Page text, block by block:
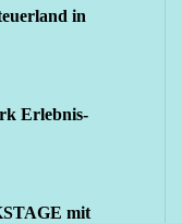
in
Erlebnis-
mit